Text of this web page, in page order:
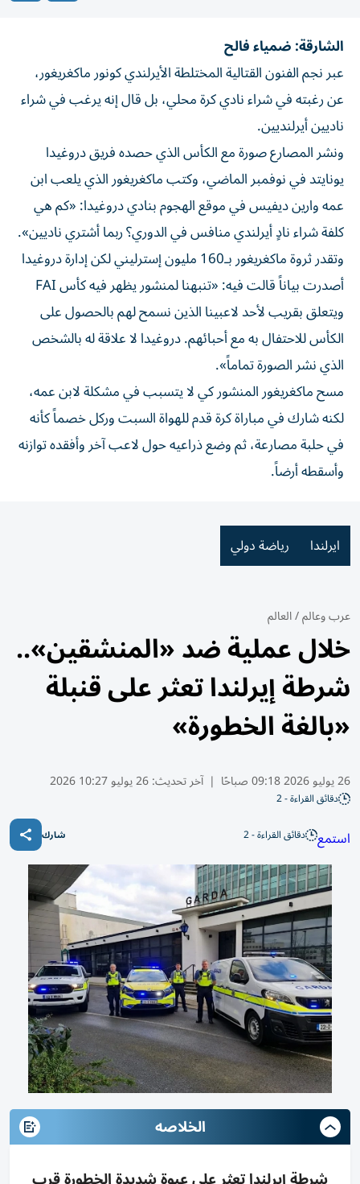
الشارقة: ضمياء فالح
عبر نجم الفنون القتالية المختلطة الأيرلندي كونور ماكغريغور،
عن رغبته في شراء نادي كرة محلي، بل قال إنه يرغب في شراء
ناديين أيرلنديين.
ونشر المصارع صورة مع الكأس الذي حصده فريق دروغيدا
يونايتد في نوفمبر الماضي، وكتب ماكغريغور الذي يلعب ابن
عمه وارين ديفيس في موقع الهجوم بنادي دروغيدا: «كم هي
كلفة شراء نادٍ أيرلندي منافس في الدوري؟ ربما أشتري ناديين».
وتقدر ثروة ماكغريغور بـ160 مليون إسترليني لكن إدارة دروغيدا
أصدرت بياناً قالت فيه: «تنبهنا لمنشور يظهر فيه كأس FAI
ويتعلق بقريب لأحد لاعبينا الذين نسمح لهم بالحصول على
الكأس للاحتفال به مع أحبائهم. دروغيدا لا علاقة له بالشخص
الذي نشر الصورة تماماً».
مسح ماكغريغور المنشور كي لا يتسبب في مشكلة لابن عمه،
لكنه شارك في مباراة كرة قدم للهواة السبت وركل خصماً كأنه
في حلبة مصارعة، ثم وضع ذراعيه حول لاعب آخر وأفقده توازنه
وأسقطه أرضاً.
ايرلندا رياضة دولي
عرب وعالم/العالم
خلال عملية ضد «المنشقين»..
شرطة إيرلندا تعثر على قنبلة
«بالغة الخطورة»
26 يوليو 2026 09:18 صباحًا | آخر تحديث:26 يوليو 10:27 2026
دقائق القراءة - 2
استمع دقائق القراءة - 2 شارك
الخلاصه